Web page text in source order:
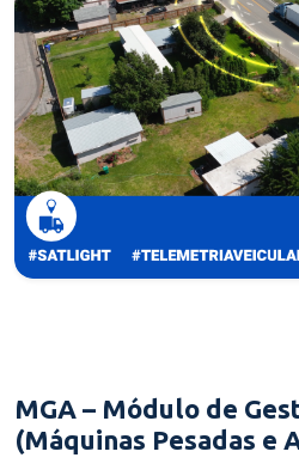
MGA – Módulo de
(Máquinas Pesadas e